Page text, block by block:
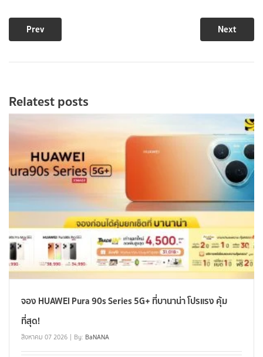
Prev Next
Relatest posts
จอง HUAWEI Pura 90s Series 5G+ ที่บานาน่า โปรแรง คุ้ม
ที่สุด!
สิงหาคม 07 2026 By: BaNANA